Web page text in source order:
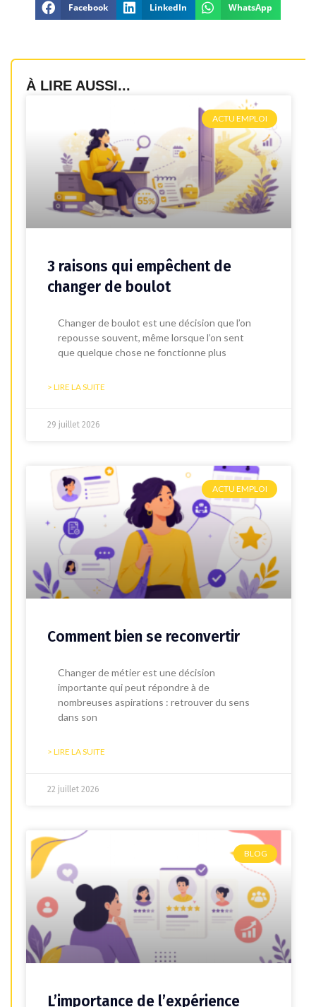
Facebook LinkedIn WhatsApp
À LIRE AUSSI...
ACTU EMPLOI
3 raisons qui empêchent de
changer de boulot
Changer de boulot est une décision que l’on
repousse souvent, même lorsque l’on sent
que quelque chose ne fonctionne plus
> LIRE LA SUITE
29 juillet 2026
ACTU EMPLOI
Comment bien se reconvertir
Changer de métier est une décision
importante qui peut répondre à de
nombreuses aspirations : retrouver du sens
dans son
> LIRE LA SUITE
22 juillet 2026
BLOG
L’importance de l’expérience